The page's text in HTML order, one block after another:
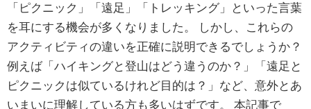
「ピクニック」「遠足」「トレッキング」といった言葉
を耳にする機会が多くなりました。 しかし、これらの
アクティビティの違いを正確に説明できるでしょうか？
例えば「ハイキングと登山はどう違うのか？」「遠足と
ピクニックは似ているけれど目的は？」など、意外とあ
いまいに理解している方も多いはずです。 本記事で